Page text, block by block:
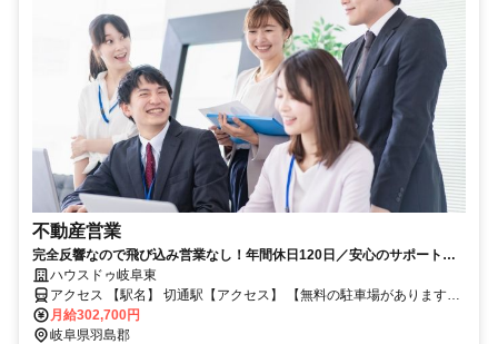
不動産営業
完全反響なので飛び込み営業なし！年間休日120日／安心のサポート体
制◎ハウスドゥ岐阜東
アクセス 【駅名】 切通駅【アクセス】 【無料の駐車場があります】
切通駅から徒歩15分
月給302,700円
岐阜県羽島郡